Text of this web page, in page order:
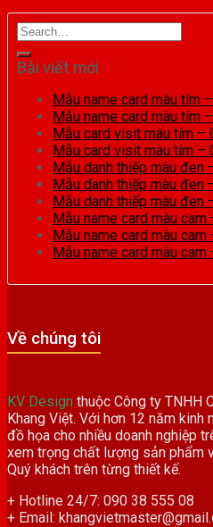
Bài viết mới
Mẫu name card màu tím
Mẫu name card màu tím
Mẫu card visit màu tím –
Mẫu card visit màu tím –
Mẫu danh thiếp màu đen
Mẫu danh thiếp màu đen
Mẫu danh thiếp màu đen
Mẫu name card màu cam
Mẫu name card màu cam
Mẫu name card màu cam
Về chúng tôi
KV Design thuộc Công ty TNHH
Khang Việt. Với hơn 12 năm kinh
đồ họa cho nhiều doanh nghiệp
xem trọng chất lượng sản phẩm
Quý khách trên từng thiết kế.
+ Hotline 24/7: 090 38 555 08
+ Email: